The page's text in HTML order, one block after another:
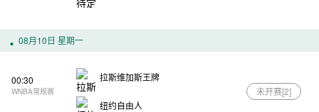
08月10日 星期一
00:30
WNBA常规赛
拉斯维加斯王牌
纽约自由人
未开赛[2]